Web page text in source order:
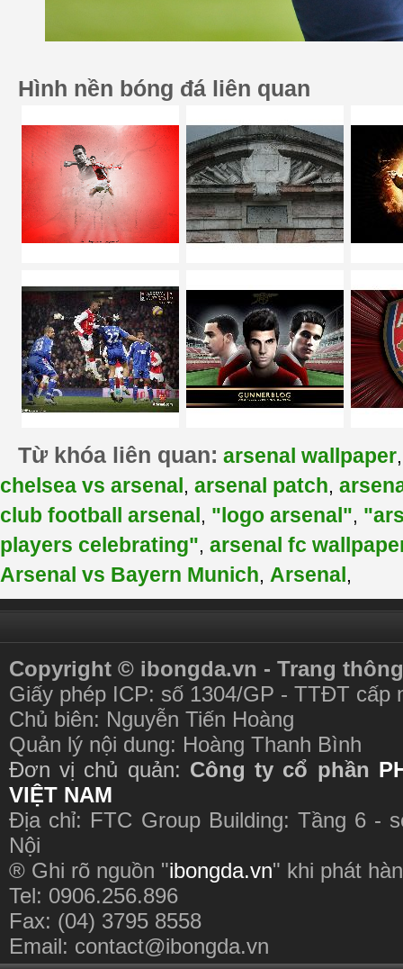
Hình nền bóng đá liên quan
Từ khóa liên quan: arsenal wallpaper
chelsea vs arsenal, arsenal patch,
club football arsenal, "logo arsenal",
players celebrating", arsenal fc
Arsenal vs Bayern Munich, Arsenal,
Copyright © ibongda.vn - Trang
Giấy phép ICP: số 1304/GP - TTĐT cấp
Chủ biên: Nguyễn Tiến Hoàng
Quản lý nội dung: Hoàng Thanh Bình
Đơn vị chủ quản: Công ty cổ phần
VIỆT NAM
Địa chỉ: FTC Group Building: Tầng 6 -
Nội
® Ghi rõ nguồn "ibongda.vn" khi phát
Tel: 0906.256.896
Fax: (04) 3795 8558
Email: contact@ibongda.vn